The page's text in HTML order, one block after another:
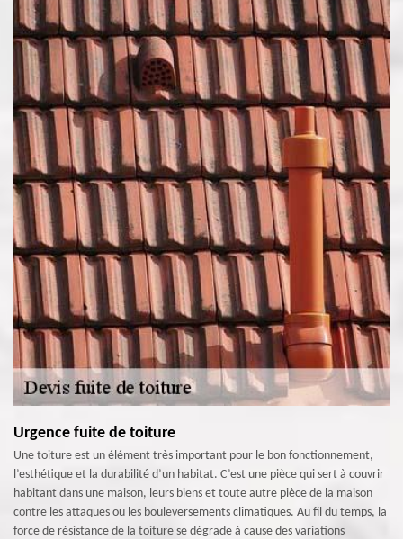
Urgence fuite de toiture
Une toiture est un élément très important pour le bon fonctionnement,
l’esthétique et la durabilité d’un habitat. C’est une pièce qui sert à couvrir
habitant dans une maison, leurs biens et toute autre pièce de la maison
contre les attaques ou les bouleversements climatiques. Au fil du temps, la
force de résistance de la toiture se dégrade à cause des variations